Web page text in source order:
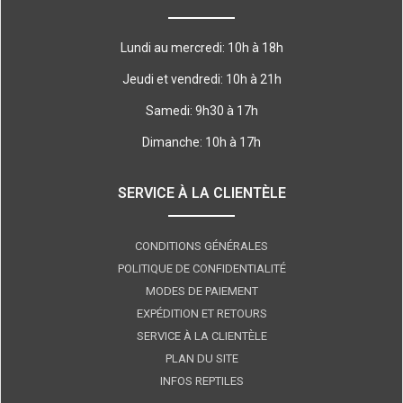
Lundi au mercredi: 10h à 18h
Jeudi et vendredi: 10h à 21h
Samedi: 9h30 à 17h
Dimanche: 10h à 17h
SERVICE À LA CLIENTÈLE
CONDITIONS GÉNÉRALES
POLITIQUE DE CONFIDENTIALITÉ
MODES DE PAIEMENT
EXPÉDITION ET RETOURS
SERVICE À LA CLIENTÈLE
PLAN DU SITE
INFOS REPTILES